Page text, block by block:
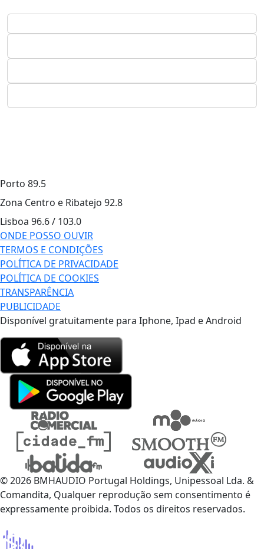
Porto 89.5
Zona Centro e Ribatejo 92.8
Lisboa 96.6 / 103.0
ONDE POSSO OUVIR
TERMOS E CONDIÇÕES
POLÍTICA DE PRIVACIDADE
POLÍTICA DE COOKIES
TRANSPARÊNCIA
PUBLICIDADE
Disponível gratuitamente para Iphone, Ipad e Android
© 2026 BMHAUDIO Portugal Holdings, Unipessoal Lda. &
Comandita, Qualquer reprodução sem consentimento é
expressamente proibida. Todos os direitos reservados.